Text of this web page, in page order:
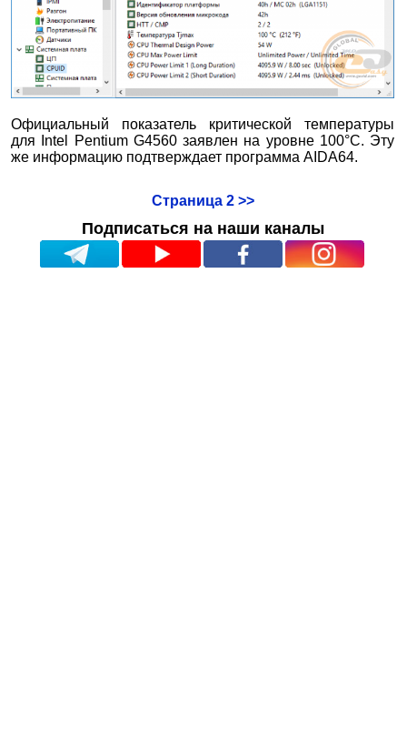
Официальный показатель критической температуры
для Intel Pentium G4560 заявлен на уровне 100°С. Эту
же информацию подтверждает программа AIDA64.
Страница 2 >>
Подписаться на наши каналы